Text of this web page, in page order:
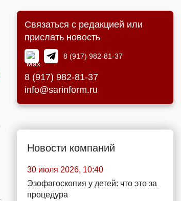
Связаться с редакцией или
прислать новость
8 (917) 982-81-37
8 (917) 982-81-37
info@sarinform.ru
Новости компаний
30 июля 2026, 10:40
Эзофагоскопия у детей: что это за
процедура